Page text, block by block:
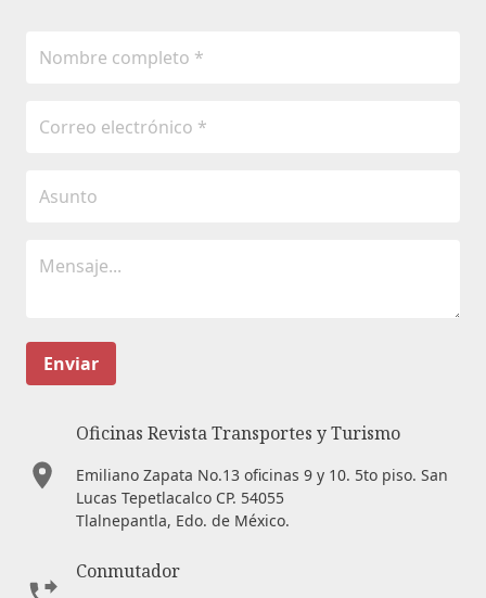
Enviar
Oficinas Revista Transportes y Turismo
Emiliano Zapata No.13 oficinas 9 y 10. 5to piso. San
Lucas Tepetlacalco CP. 54055
Tlalnepantla, Edo. de México.
Conmutador